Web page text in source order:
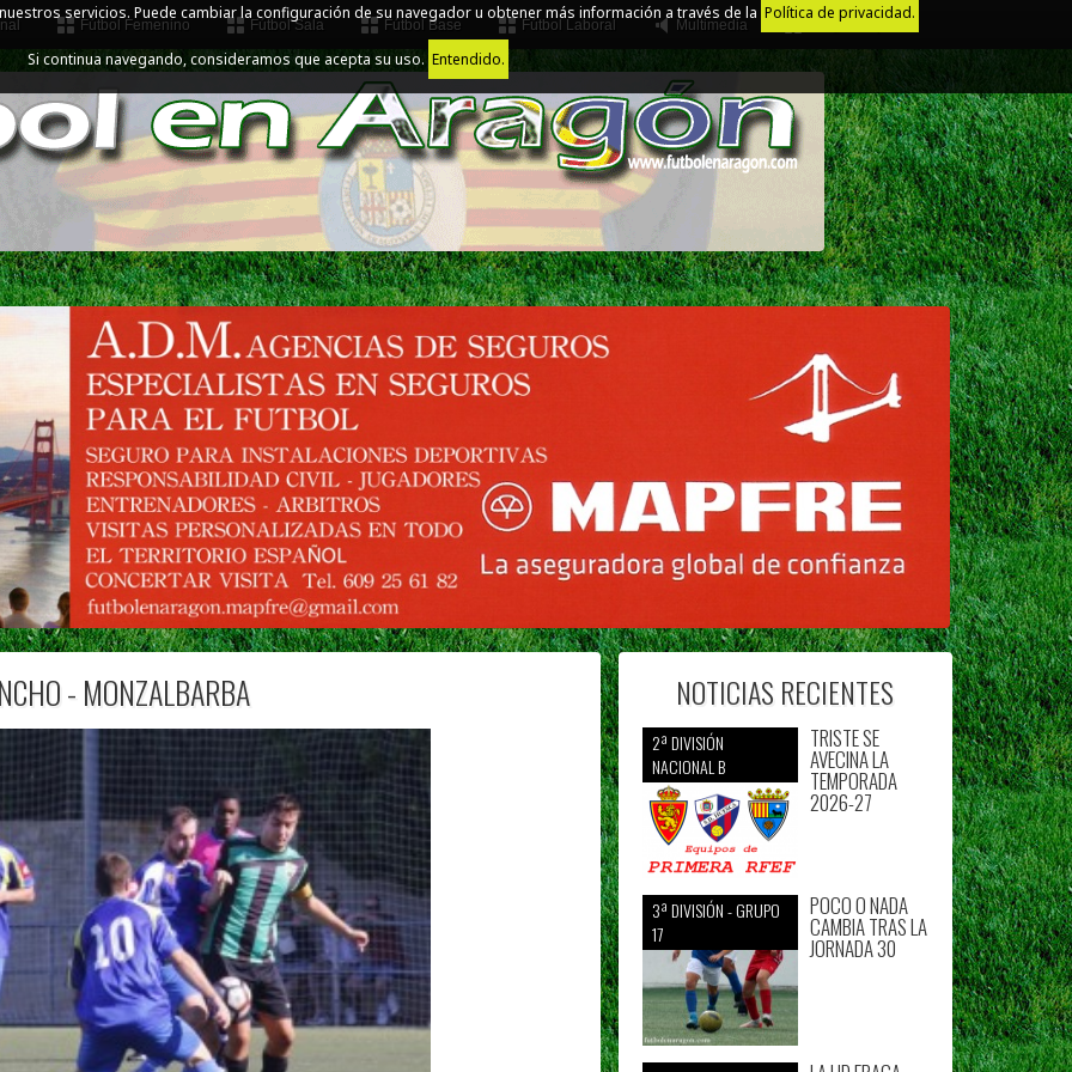
servicios. Puede cambiar la configuración de su navegador u obtener más información a través de la Política de privacidad.
Si continua navegando, consideramos que acepta su uso. Entendido.
Fútbol Femenino Fútbol Sala Fútbol Base Fútbol Laboral Multimedia Juego Limpio
- MONZALBARBA NOTICIAS RECIENTES
2ª DIVISIÓN
NACIONAL B
TRISTE SE
AVECINA LA
TEMPORADA
2026-27
3ª DIVISIÓN - GRUPO
17
POCO O NADA
CAMBIA TRAS LA
JORNADA 30